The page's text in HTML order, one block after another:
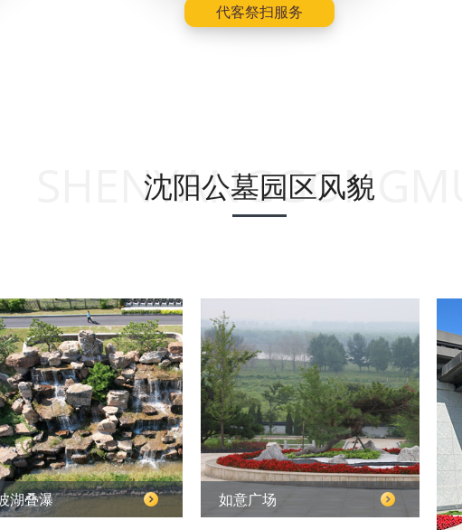
代客祭扫服务
沈阳公墓园区风貌
湖叠瀑 如意广场